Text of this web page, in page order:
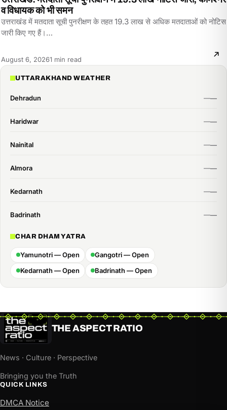
व विधायक को भी समन
उत्तराखंड में मतदाता सूची पुनरीक्षण के तहत 19.3 लाख से अधिक मतदाताओं को नोटिस
जारी किए गए हैं।…
August 6, 2026Reading
1 min read
UTTARAKHAND WEATHER
Dehradun
Haridwar
Nainital
Almora
Kedarnath
Badrinath
CHAR DHAM YATRA
Yamunotri — Open
Gangotri — Open
Kedarnath — Open
Badrinath — Open
THE ASPECT RATIO
News · Culture · Perspective
Bringing you the Truth
QUICK LINKS
DMCA Notice